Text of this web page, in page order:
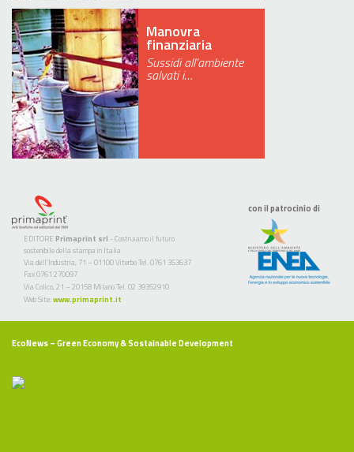
Manovra
finanziaria
Sussidi all’ambiente
salvati i…
EDITORE Primaprint srl - Costruiamo il futuro
sostenibile della stampa in Italia
Via dell’Industria, 71 – 01100 Viterbo Tel. 0761 353637
Fax 0761 270097
Via Colico, 21 – 20158 Milano Tel. 02 39352910
Web Site: www.primaprint.it
con il patrocinio di
EcoNews– Green Economy & Sostainable Development